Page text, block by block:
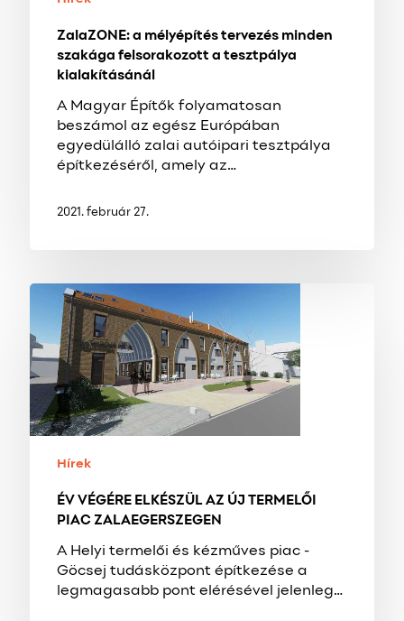
ZalaZONE: a mélyépítés tervezés minden
szakága felsorakozott a tesztpálya
kialakításánál
A Magyar Építők folyamatosan
beszámol az egész Európában
egyedülálló zalai autóipari tesztpálya
építkezéséről, amely az…
2021. február 27.
VÉGÉRE
ELKÉSZÜL
AZ
ÚJ
TERMELŐI
PIAC
ZALAEGERSZEGEN
Hírek
ÉV VÉGÉRE ELKÉSZÜL AZ ÚJ TERMELŐI
PIAC ZALAEGERSZEGEN
A Helyi termelői és kézműves piac -
Göcsej tudásközpont építkezése a
legmagasabb pont elérésével jelenleg…